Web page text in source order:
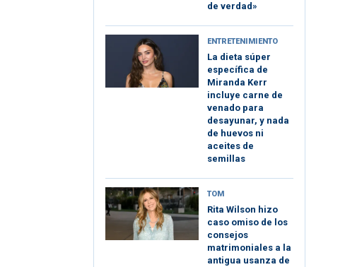
de verdad»
ENTRETENIMIENTO
La dieta súper
específica de
Miranda Kerr
incluye carne de
venado para
desayunar, y nada
de huevos ni
aceites de
semillas
TOM
Rita Wilson hizo
caso omiso de los
consejos
matrimoniales a la
antigua usanza de